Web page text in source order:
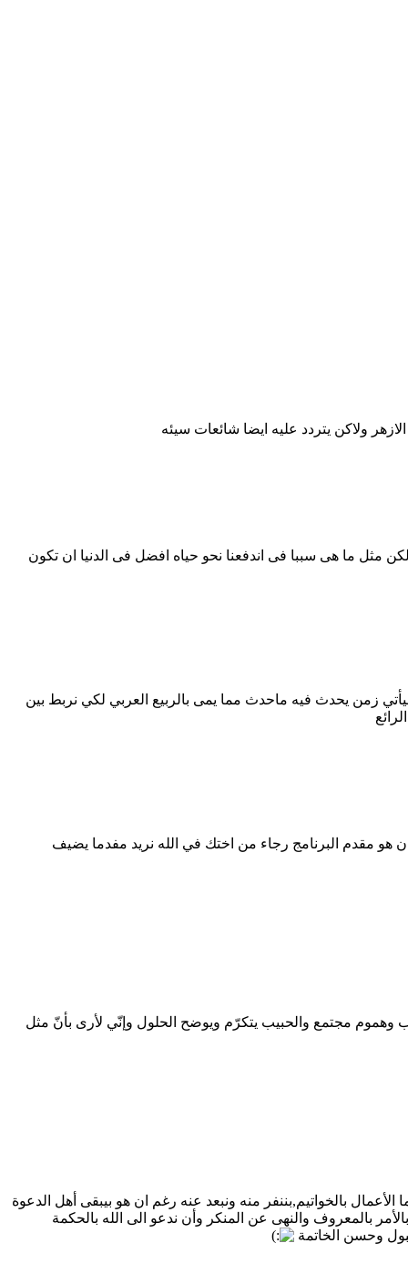
ولاكن يتردد عليه ايضا شائعات سيئه
لكن مثل ما هى سببا فى اندفعنا نحو حياه افضل فى الدنيا ان تكون
زمن يحدث فيه ماحدث مما يمى بالربيع العربي لكي نربط بين
هو مقدم البرنامج رجاء من اختك في الله نريد مفدما يضيف
وهموم مجتمع والحبيب يتكرّم ويوضح الحلول وإنّي لأرى بأنّ مثل
بالخواتيم,بننفر منه ونبعد عنه رغم ان هو بيبقى أهل الدعوة
بالمعروف والنهى عن المنكر وأن ندعو الى الله بالحكمة
وحسن الخاتمة